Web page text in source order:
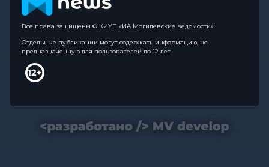
Все права защищены © КИУП «ИА Могилевские ведомости»
Отдельные публикации могут содержать информацию, не
предназначенную для пользователей до 12 лет